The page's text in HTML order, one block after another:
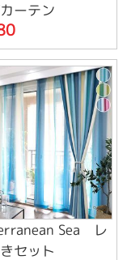
ーテン
Sea レ
セット